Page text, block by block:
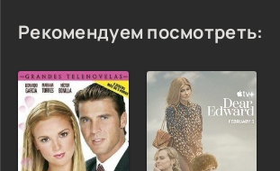
Рекомендуем посмотреть: